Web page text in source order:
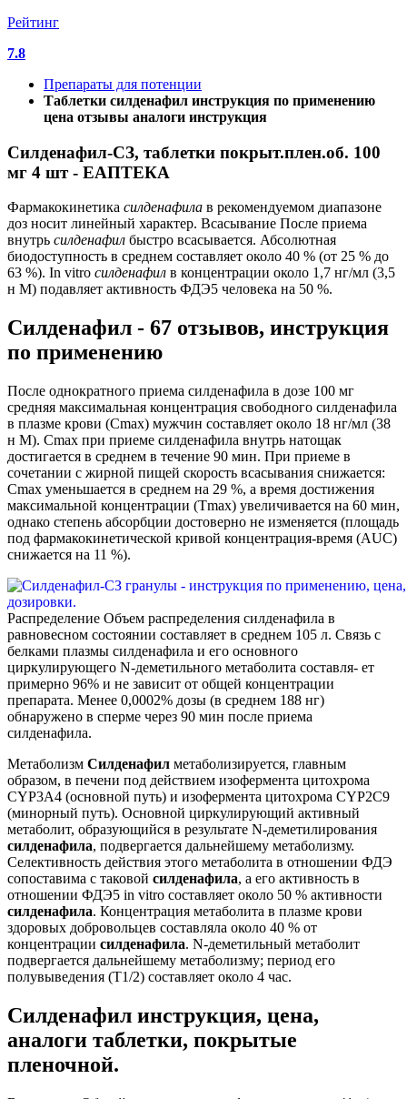
Рейтинг
7.8
Препараты для потенции
Таблетки силденафил инструкция по применению
цена отзывы аналоги инструкция
Силденафил-СЗ, таблетки покрыт.плен.об. 100
мг 4 шт - ЕАПТЕКА
Фармакокинетика силденафила в рекомендуемом диапазоне
доз носит линейный характер. Всасывание После приема
внутрь силденафил быстро всасывается. Абсолютная
биодоступность в среднем составляет около 40 % (от 25 % до
63 %). In vitro силденафил в концентрации около 1,7 нг/мл (3,5
н М) подавляет активность ФДЭ5 человека на 50 %.
Силденафил - 67 отзывов, инструкция
по применению
После однократного приема силденафила в дозе 100 мг
средняя максимальная концентрация свободного силденафила
в плазме крови (Сmах) мужчин составляет около 18 нг/мл (38
н М). Сmах при приеме силденафила внутрь натощак
достигается в среднем в течение 90 мин. При приеме в
сочетании с жирной пищей скорость всасывания снижается:
Сmах уменьшается в среднем на 29 %, а время достижения
максимальной концентрации (Тmах) увеличивается на 60 мин,
однако степень абсорбции достоверно не изменяется (площадь
под фармакокинетической кривой концентрация-время (AUC)
снижается на 11 %).
Распределение Объем распределения силденафила в
равновесном состоянии составляет в среднем 105 л. Связь с
белками плазмы силденафила и его основного
циркулирующего N-деметильного метаболита составля- ет
примерно 96% и не зависит от общей концентрации
препарата. Менее 0,0002% дозы (в среднем 188 нг)
обнаружено в сперме через 90 мин после приема
силденафила.
Метаболизм Силденафил метаболизируется, главным
образом, в печени под действием изофермента цитохрома
CYP3A4 (основной путь) и изофермента цитохрома CYP2C9
(минорный путь). Основной циркулирующий активный
метаболит, образующийся в результате N-деметилирования
силденафила, подвергается дальнейшему метаболизму.
Селективность действия этого метаболита в отношении ФДЭ
сопоставима с таковой силденафила, а его активность в
отношении ФДЭ5 in vitro составляет около 50 % активности
силденафила. Концентрация метаболита в плазме крови
здоровых добровольцев составляла около 40 % от
концентрации силденафила. N-деметильный метаболит
подвергается дальнейшему метаболизму; период его
полувыведения (Т1/2) составляет около 4 час.
Силденафил инструкция, цена,
аналоги таблетки, покрытые
пленочной.